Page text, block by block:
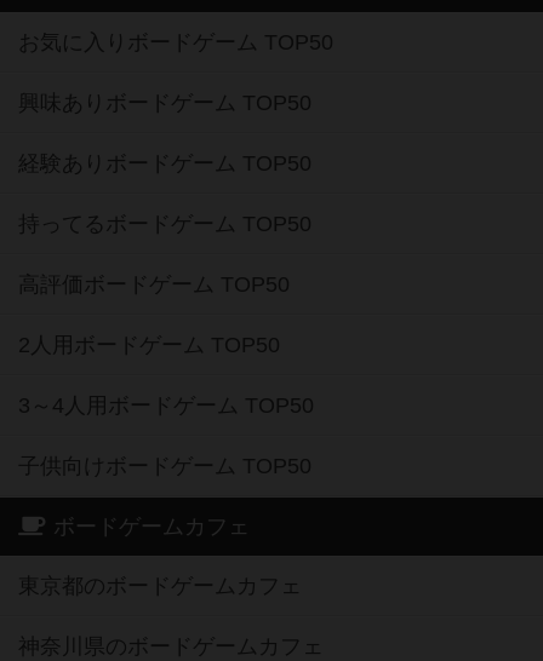
お気に入りボードゲーム TOP50
興味ありボードゲーム TOP50
経験ありボードゲーム TOP50
持ってるボードゲーム TOP50
高評価ボードゲーム TOP50
2人用ボードゲーム TOP50
3～4人用ボードゲーム TOP50
子供向けボードゲーム TOP50
ボードゲームカフェ
東京都のボードゲームカフェ
神奈川県のボードゲームカフェ